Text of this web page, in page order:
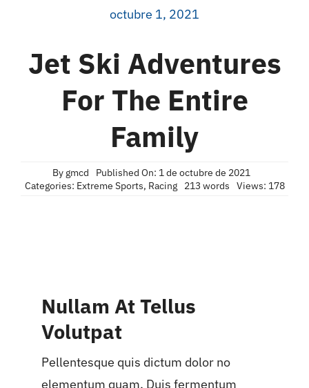
octubre 1, 2021
Jet Ski Adventures
For The Entire
Family
By gmcd
Published On: 1 de octubre de 2021
Categories: Extreme Sports, Racing 213 words Views: 178
Nullam At Tellus
Volutpat
Pellentesque quis dictum dolor no
elementum quam. Duis fermentum